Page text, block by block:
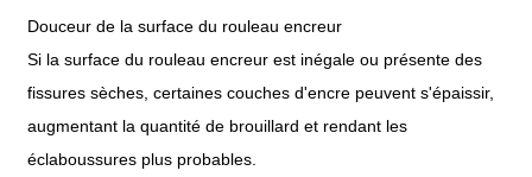
Douceur de la surface du rouleau encreur
Si la surface du rouleau encreur est inégale ou présente des
fissures sèches, certaines couches d'encre peuvent s'épaissir,
augmentant la quantité de brouillard et rendant les
éclaboussures plus probables.